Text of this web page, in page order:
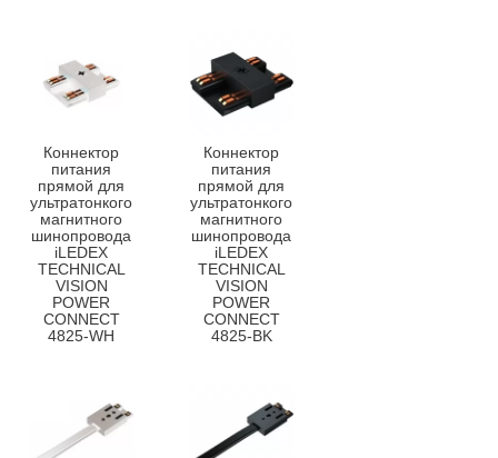
Коннектор
питания
прямой для
ультратонкого
магнитного
шинопровода
iLEDEX
TECHNICAL
VISION
POWER
CONNECT
4825-WH
Коннектор
питания
прямой для
ультратонкого
магнитного
шинопровода
iLEDEX
TECHNICAL
VISION
POWER
CONNECT
4825-BK